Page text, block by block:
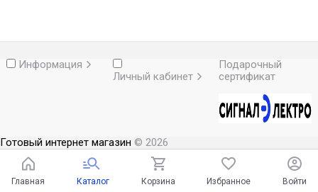
Информация
Личный кабинет
Подарочный
сертификат
Готовый интернет магазин © 2026
Главная Каталог Корзина Избранное Войти